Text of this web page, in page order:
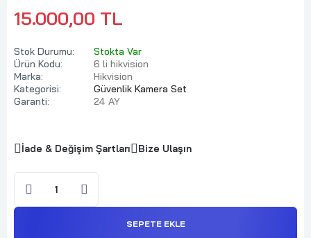
15.000,00 TL
Stok Durumu:
Stokta Var
Ürün Kodu:
6 li hikvision
Marka:
Hikvision
Kategorisi:
Güvenlik Kamera Set
Garanti:
24 AY
İade & Değişim Şartları Bize Ulaşın
SEPETE EKLE